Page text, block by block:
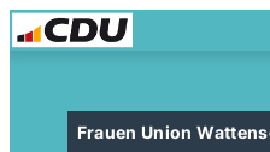
Frauen Union